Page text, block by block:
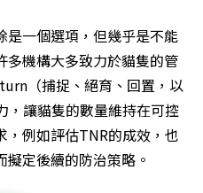
是一個選項，但幾乎是不能
多機構大多致力於貓隻的管
（捕捉、絕育、回置，以
，讓貓隻的數量維持在可控
例如評估TNR的成效，也
定後續的防治策略。